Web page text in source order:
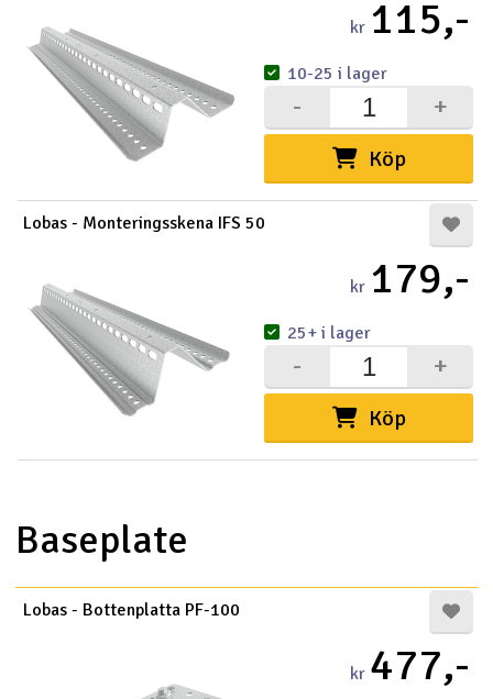
kr 115,-
Köp
+
-
10-25 i lager
Lobas - Monteringsskena IFS 50
kr 179,-
Köp
+
-
25+ i lager
Baseplate
Lobas - Bottenplatta PF-100
kr 477,-